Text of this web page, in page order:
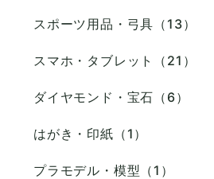
スポーツ用品・弓具（13）
スマホ・タブレット（21）
ダイヤモンド・宝石（6）
はがき・印紙（1）
プラモデル・模型（1）